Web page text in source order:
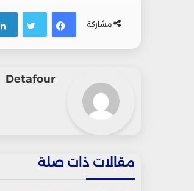
مشاركة
فيسبوك
تويتر
Detafour
مقالات ذات صلة